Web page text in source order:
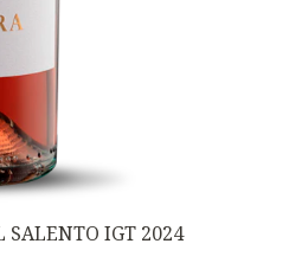
SALENTO IGT 2024